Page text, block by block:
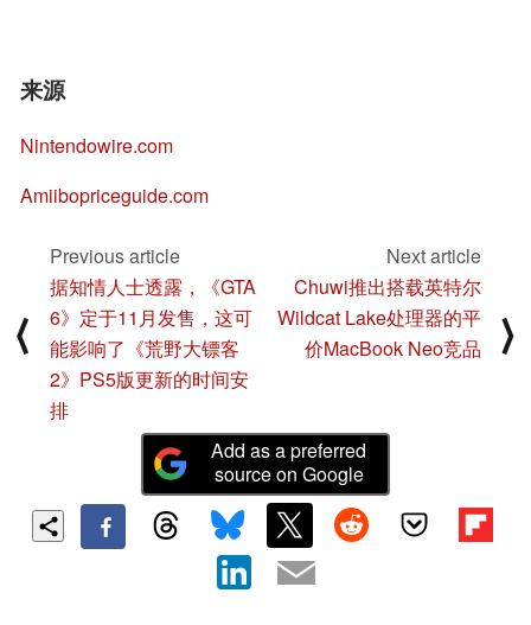
来源
Nintendowire.com
Amiibopriceguide.com
⟨
Previous article
据知情人士透露，《GTA
6》定于11月发售，这可
能影响了《荒野大镖客
2》PS5版更新的时间安
排
Next article
Chuwi推出搭载英特尔
Wildcat Lake处理器的平
价MacBook Neo竞品
⟩
Add as a preferred
source on Google